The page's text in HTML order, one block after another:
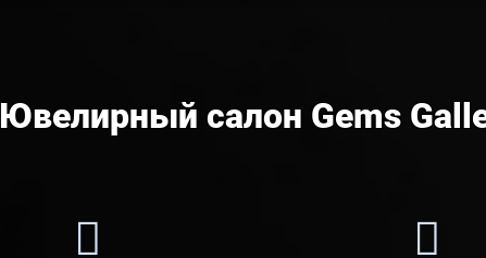
Ювелирный салон Gems